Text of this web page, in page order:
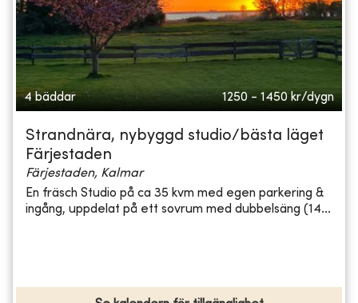
4 bäddar 1250 - 1450 kr/dygn
Strandnära, nybyggd studio/bästa läget
Färjestaden
Färjestaden, Kalmar
En fräsch Studio på ca 35 kvm med egen parkering &
ingång, uppdelat på ett sovrum med dubbelsäng (14...